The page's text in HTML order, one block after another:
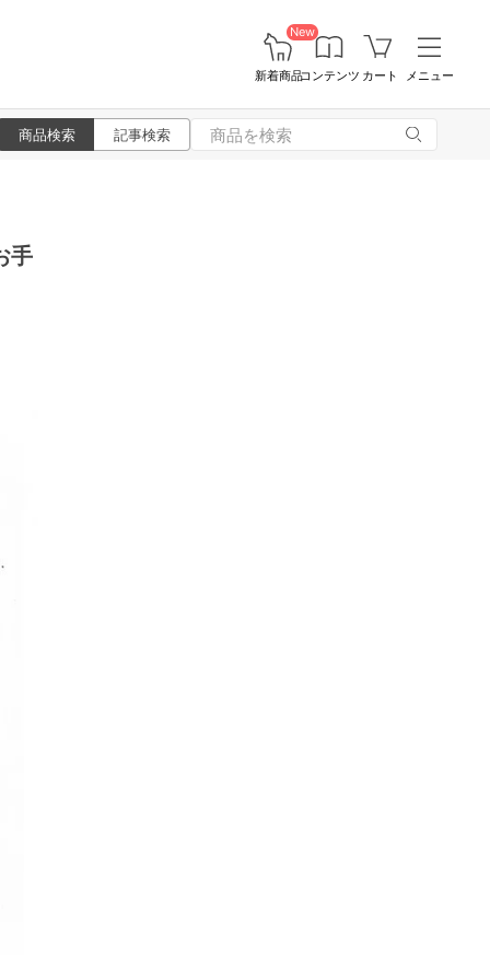
New
新着商品コンテンツ カート メニュー
商品検索 記事検索
手